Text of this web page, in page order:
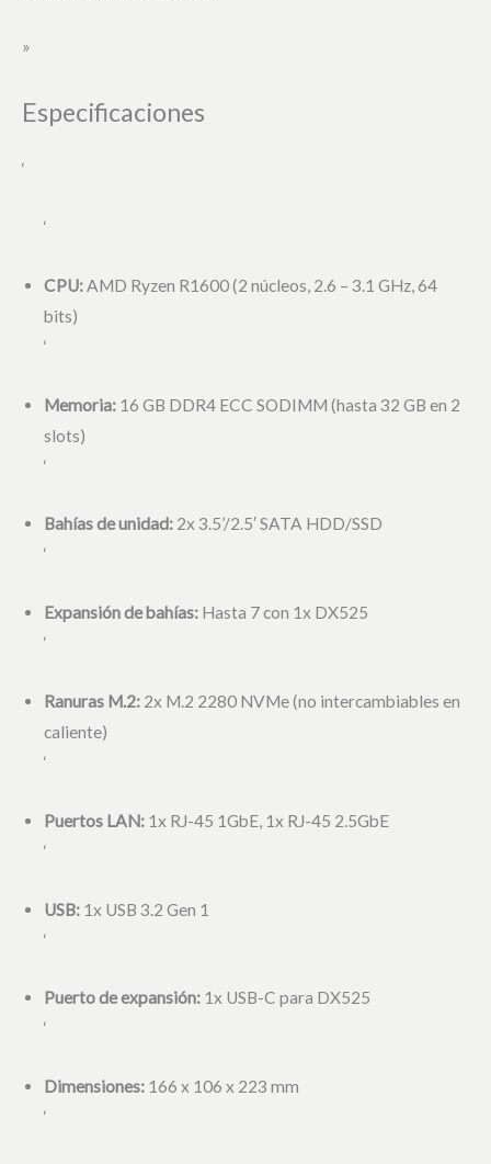
»
Especificaciones
‘
‘
CPU:AMD Ryzen R1600 (2 núcleos, 2.6 – 3.1 GHz, 64
bits)
‘
Memoria: 16 GB DDR4 ECC SODIMM (hasta 32 GB en 2
slots)
‘
Bahías de unidad: 2x 3.5’/2.5′ SATA HDD/SSD
‘
Expansión de bahías: Hasta 7 con 1x DX525
‘
Ranuras M.2: 2x M.2 2280 NVMe (no intercambiables en
caliente)
‘
Puertos LAN: 1x RJ-45 1GbE, 1x RJ-45 2.5GbE
‘
USB: 1x USB 3.2 Gen 1
‘
Puerto de expansión: 1x USB-C para DX525
‘
Dimensiones: 166 x 106 x 223 mm
‘